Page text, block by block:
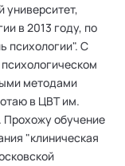
университет,
в 2013 году, по
психологии". С
методами
в ЦВТ им.
обучение
"клиническая